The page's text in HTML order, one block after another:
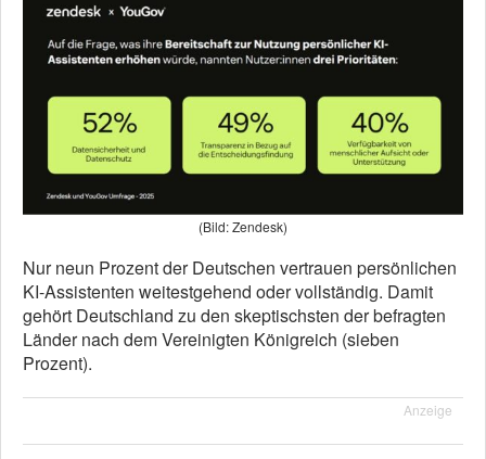
(Bild: Zendesk)
Nur neun Prozent der Deutschen vertrauen persönlichen
KI-Assistenten weitestgehend oder vollständig. Damit
gehört Deutschland zu den skeptischsten der befragten
Länder nach dem Vereinigten Königreich (sieben
Prozent).
Anzeige